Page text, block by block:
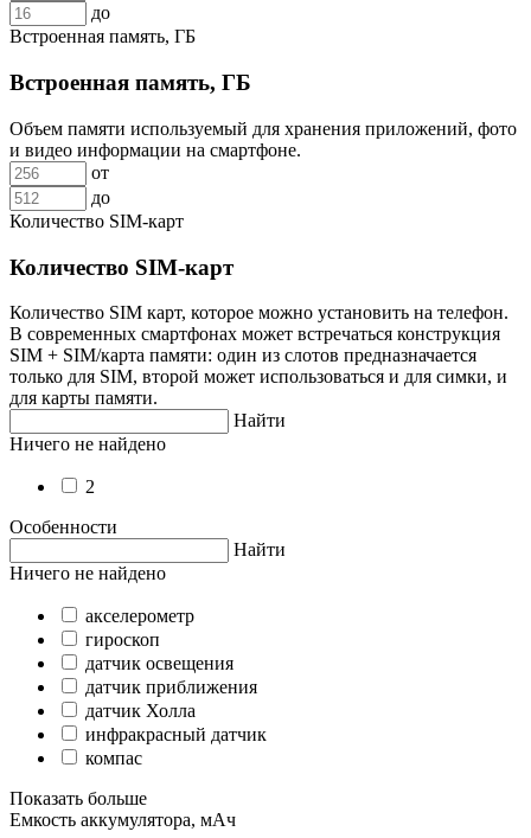
до
Встроенная память, ГБ
Встроенная память, ГБ
Объем памяти используемый для хранения приложений, фото
и видео информации на смартфоне.
от
до
Количество SIM-карт
Количество SIM-карт
Количество SIM карт, которое можно установить на телефон.
В современных смартфонах может встречаться конструкция
SIM + SIM/карта памяти: один из слотов предназначается
только для SIM, второй может использоваться и для симки, и
для карты памяти.
Найти
Ничего не найдено
2
Особенности
Найти
Ничего не найдено
акселерометр
гироскоп
датчик освещения
датчик приближения
датчик Холла
инфракрасный датчик
компас
Показать больше
Емкость аккумулятора, мАч